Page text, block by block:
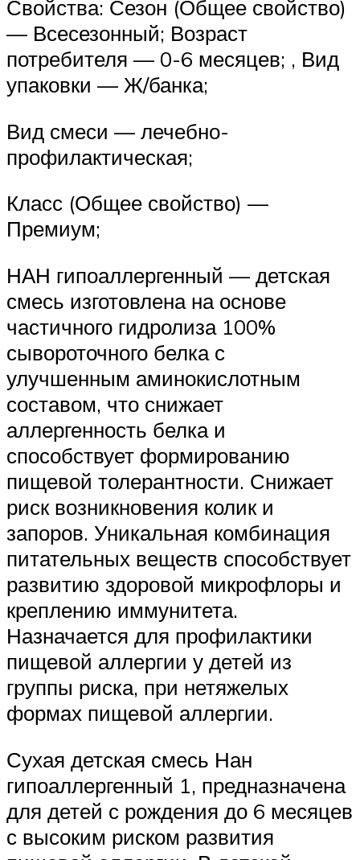
Свойства: Сезон (Общее свойство)
— Всесезонный; Возраст
потребителя — 0-6 месяцев; , Вид
упаковки — Ж/банка;
Вид смеси — лечебно-
профилактическая;
Класс (Общее свойство) —
Премиум;
НАН гипоаллергенный — детская
смесь изготовлена на основе
частичного гидролиза 100%
сывороточного белка с
улучшенным аминокислотным
составом, что снижает
аллергенность белка и
способствует формированию
пищевой толерантности. Снижает
риск возникновения колик и
запоров. Уникальная комбинация
питательных веществ способствует
развитию здоровой микрофлоры и
креплению иммунитета.
Назначается для профилактики
пищевой аллергии у детей из
группы риска, при нетяжелых
формах пищевой аллергии.
Сухая детская смесь Нан
гипоаллергенный 1, предназначена
для детей с рождения до 6 месяцев
с высоким риском развития